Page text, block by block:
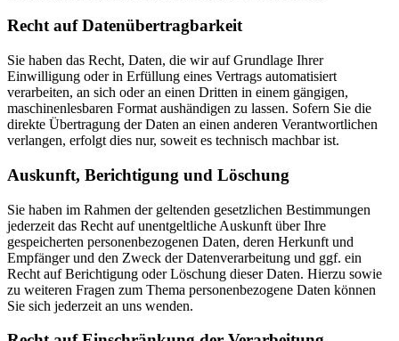
Recht auf Daten­übertrag­barkeit
Sie haben das Recht, Daten, die wir auf Grundlage Ihrer
Einwilligung oder in Erfüllung eines Vertrags automatisiert
verarbeiten, an sich oder an einen Dritten in einem gängigen,
maschinenlesbaren Format aushändigen zu lassen. Sofern Sie die
direkte Übertragung der Daten an einen anderen Verantwortlichen
verlangen, erfolgt dies nur, soweit es technisch machbar ist.
Auskunft, Berichtigung und Löschung
Sie haben im Rahmen der geltenden gesetzlichen Bestimmungen
jederzeit das Recht auf unentgeltliche Auskunft über Ihre
gespeicherten personenbezogenen Daten, deren Herkunft und
Empfänger und den Zweck der Datenverarbeitung und ggf. ein
Recht auf Berichtigung oder Löschung dieser Daten. Hierzu sowie
zu weiteren Fragen zum Thema personenbezogene Daten können
Sie sich jederzeit an uns wenden.